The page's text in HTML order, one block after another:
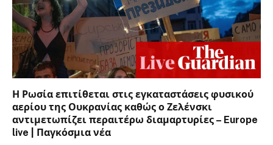
Η Ρωσία επιτίθεται στις εγκαταστάσεις φυσικού
αερίου της Ουκρανίας καθώς ο Ζελένσκι
αντιμετωπίζει περαιτέρω διαμαρτυρίες – Europe
live | Παγκόσμια νέα